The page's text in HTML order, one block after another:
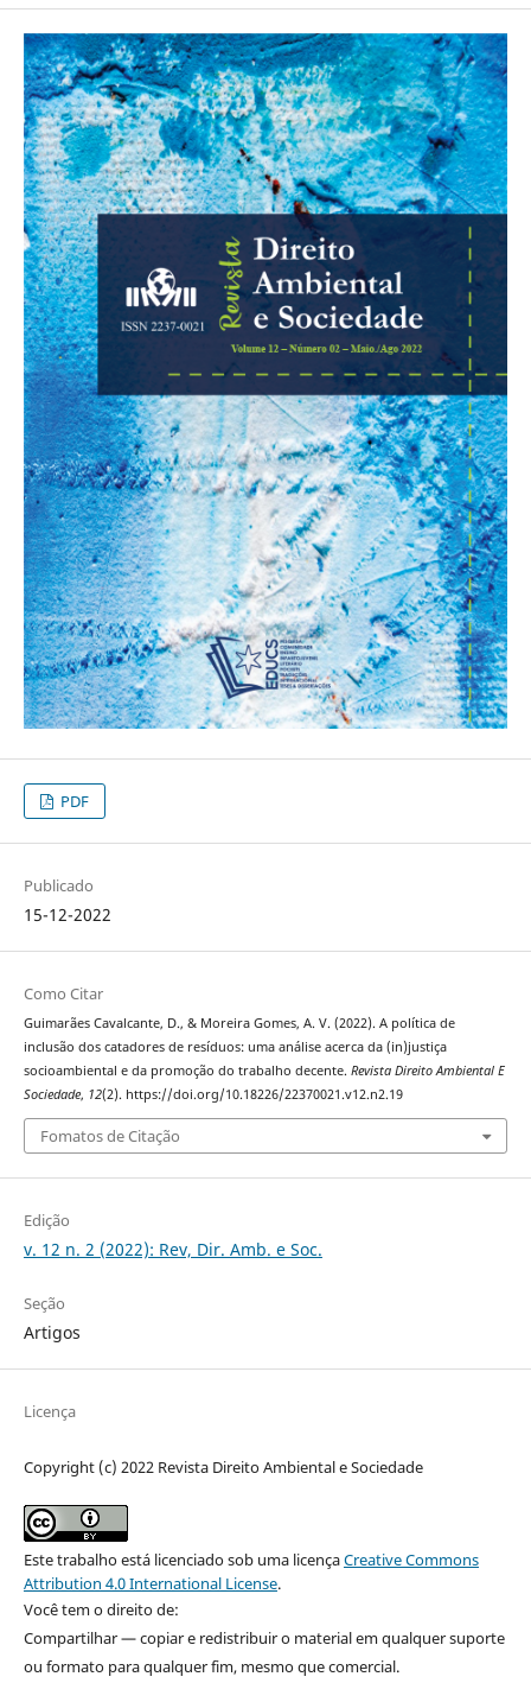
PDF
Publicado
15-12-2022
Como Citar
Guimarães Cavalcante, D., & Moreira Gomes, A. V. (2022). A política de
inclusão dos catadores de resíduos: uma análise acerca da (in)justiça
socioambiental e da promoção do trabalho decente. Revista Direito Ambiental E
Sociedade, 12(2). https://doi.org/10.18226/22370021.v12.n2.19
Fomatos de Citação
Edição
v. 12 n. 2 (2022): Rev, Dir. Amb. e Soc.
Seção
Artigos
Licença
Copyright (c) 2022 Revista Direito Ambiental e Sociedade
Este trabalho está licenciado sob uma licençaCreative Commons
Attribution 4.0 International License.
Você tem o direito de:
Compartilhar — copiar e redistribuir o material em qualquer suporte
ou formato para qualquer fim, mesmo que comercial.